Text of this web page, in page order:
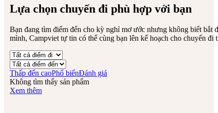
Lựa chọn chuyến đi phù hợp với bạn
Bạn đang tìm điểm đến cho kỳ nghỉ mơ ước nhưng không biết bắt
mình, Campviet tự tin có thể cùng bạn lên kế hoạch cho chuyến đi
Thấp đến caoPhổ biếnĐánh giá
Không tìm thấy sản phẩm
Xem thêm